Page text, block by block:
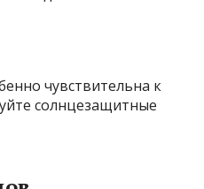
чувствительна к
солнцезащитные